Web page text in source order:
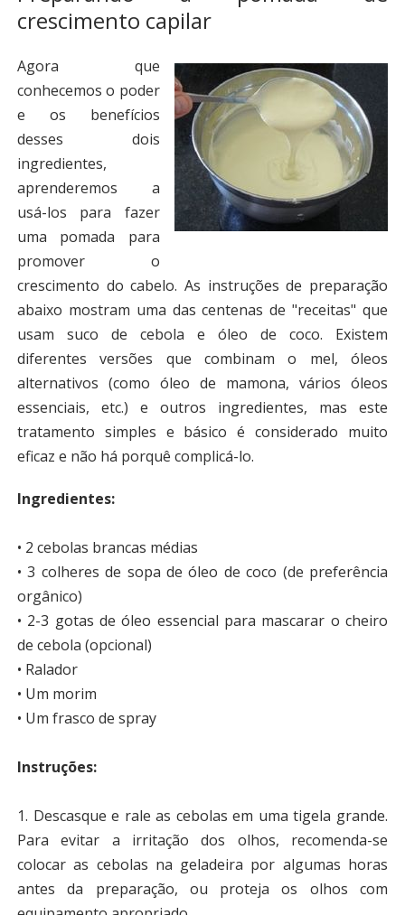
crescimento capilar
Agora que
conhecemos o poder
e os benefícios
desses dois
ingredientes,
aprenderemos a
usá-los para fazer
uma pomada para
promover o
crescimento do cabelo. As instruções de preparação
abaixo mostram uma das centenas de "receitas" que
usam suco de cebola e óleo de coco. Existem
diferentes versões que combinam o mel, óleos
alternativos (como óleo de mamona, vários óleos
essenciais, etc.) e outros ingredientes, mas este
tratamento simples e básico é considerado muito
eficaz e não há porquê complicá-lo.
Ingredientes:
• 2 cebolas brancas médias
• 3 colheres de sopa de óleo de coco (de preferência
orgânico)
• 2-3 gotas de óleo essencial para mascarar o cheiro
de cebola (opcional)
• Ralador
• Um morim
• Um frasco de spray
Instruções:
1. Descasque e rale as cebolas em uma tigela grande.
Para evitar a irritação dos olhos, recomenda-se
colocar as cebolas na geladeira por algumas horas
antes da preparação, ou proteja os olhos com